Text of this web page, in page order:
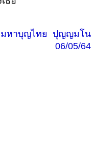
มหาบุญไทย ปุญญมโน
06/05/64